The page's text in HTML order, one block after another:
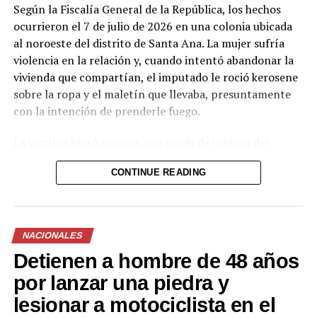
Comparte esto:
Facebook X
Me gusta esto:
Según la Fiscalía General de la República, los hechos
ocurrieron el 7 de julio de 2026 en una colonia ubicada
al noroeste del distrito de Santa Ana. La mujer sufría
violencia en la relación y, cuando intentó abandonar la
vivienda que compartían, el imputado le roció kerosene
sobre la ropa y el maletín que llevaba, presuntamente
con la intención de prenderle fuego.
sector e interpuso la denuncia ante la Policía Nacional
Civil, que capturó al hombre en flagrancia. El kerosene
comúnmente usado como combustible.
El Juzgado decretó instrucción formal con detención
provisional y otorgó un plazo de siete meses para la
etapa de investigación. Durante este período se
continuarán las diligencias correspondientes.
CONTINUE READING
NACIONALES
Detienen a hombre de 48 años
por lanzar una piedra y
lesionar a motociclista en el